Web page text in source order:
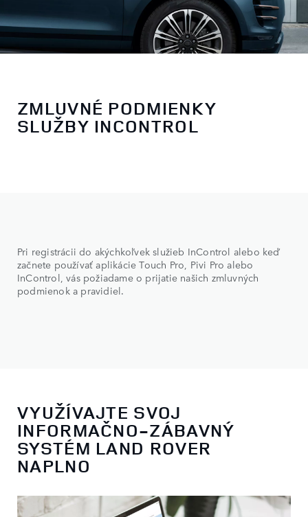
ZMLUVNÉ PODMIENKY
SLUŽBY INCONTROL
Pri registrácii do akýchkoľvek služieb InControl alebo keď
začnete používať aplikácie Touch Pro, Pivi Pro alebo
InControl, vás požiadame o prijatie našich zmluvných
podmienok a pravidiel.
VYUŽÍVAJTE SVOJ
INFORMAČNO-ZÁBAVNÝ
SYSTÉM LAND ROVER
NAPLNO